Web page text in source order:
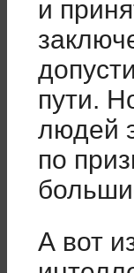
и
пути.
людей
по
А вот